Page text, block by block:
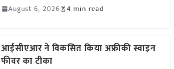
August 6, 2026 4 min read
आईसीएआर ने विकसित किया अफ्रीकी स्वाइन
फीवर का टीका